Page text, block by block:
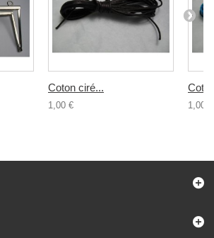
Coton ciré...
1,00 € 1,00 €